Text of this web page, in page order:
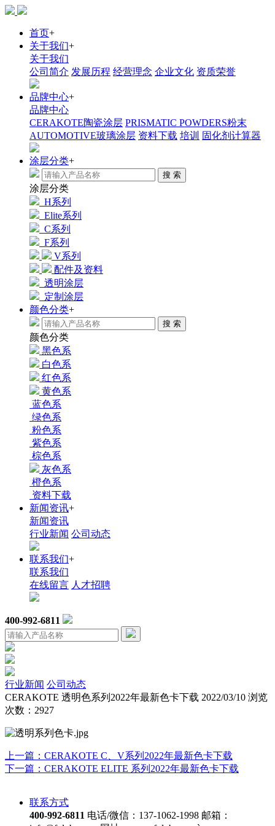
首页+
关于我们+
关于我们
公司简介 发展历程 经营理念 企业文化 资质荣誉
品牌中心+
品牌中心
CERAKOTE陶瓷涂层 PRISMATIC POWDERS粉末
AUTOMOTIVE玻璃涂层 资料下载 培训 固化剂计算器
涂层分类+
搜 索
涂层分类
H系列
Elite系列
C系列
F系列
V系列
配件及资料
透明涂层
定制涂层
颜色分类+
搜 索
颜色分类
黑色系
白色系
红色系
黄色系
蓝色系
绿色系
粉色系
紫色系
棕色系
灰色系
橙色系
资料下载
新闻资讯+
新闻资讯
行业新闻 公司动态
联系我们+
联系我们
在线留言 人才招聘
400-992-6811
行业新闻 公司动态
CERAKOTE 透明色系列2022年最新色卡下载 2022/03/10 浏览
次数：2927
上一篇： CERAKOTE C、V系列2022年最新色卡下载
下一篇： CERAKOTE ELITE 系列2022年最新色卡下载
联系方式
400-992-6811 电话/微信：137-1062-1998 邮箱：